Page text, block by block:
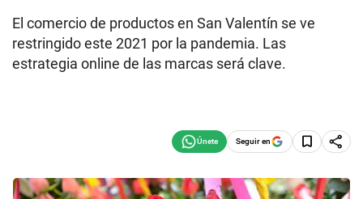
El comercio de productos en San Valentín se ve
restringido este 2021 por la pandemia. Las
estrategia online de las marcas será clave.
Seguir en